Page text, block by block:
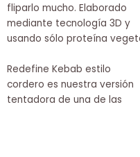
fliparlo mucho. Elaborado
mediante tecnología 3D y
usando sólo proteína
Redefine Kebab estilo
cordero es nuestra versión
tentadora de una de las